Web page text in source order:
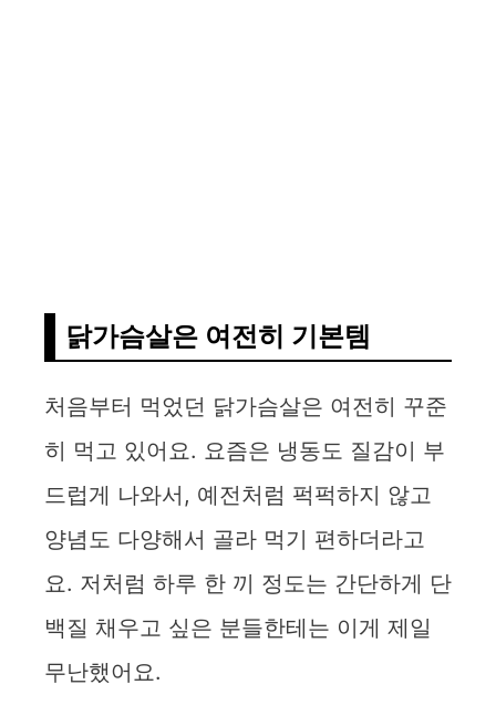
닭가슴살은 여전히 기본템
처음부터 먹었던 닭가슴살은 여전히 꾸준
히 먹고 있어요. 요즘은 냉동도 질감이 부
드럽게 나와서, 예전처럼 퍽퍽하지 않고
양념도 다양해서 골라 먹기 편하더라고
요. 저처럼 하루 한 끼 정도는 간단하게 단
백질 채우고 싶은 분들한테는 이게 제일
무난했어요.